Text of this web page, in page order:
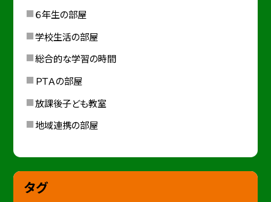
６年生の部屋
学校生活の部屋
総合的な学習の時間
ＰＴＡの部屋
放課後子ども教室
地域連携の部屋
タグ